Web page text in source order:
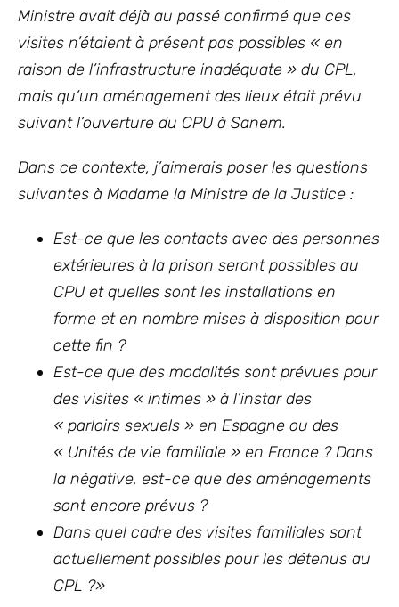
Ministre avait déjà au passé confirmé que ces
visites n’étaient à présent pas possibles « en
raison de l’infrastructure inadéquate » du CPL,
mais qu’un aménagement des lieux était prévu
suivant l’ouverture du CPU à Sanem.
Dans ce contexte, j’aimerais poser les questions
suivantes à Madame la Ministre de la Justice :
Est-ce que les contacts avec des personnes
extérieures à la prison seront possibles au
CPU et quelles sont les installations en
forme et en nombre mises à disposition pour
cette fin ?
Est-ce que des modalités sont prévues pour
des visites « intimes » à l’instar des
« parloirs sexuels » en Espagne ou des
« Unités de vie familiale » en France ? Dans
la négative, est-ce que des aménagements
sont encore prévus ?
Dans quel cadre des visites familiales sont
actuellement possibles pour les détenus au
CPL ?»